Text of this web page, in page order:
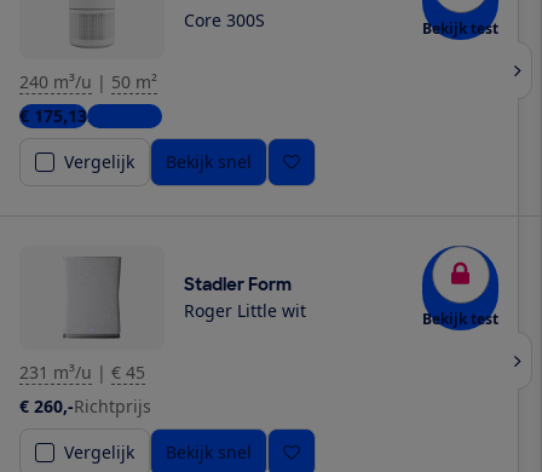
Core 300S Bekijk test
240 m³/u | 50 m²
€ 175,132 winkels
Vergelijk
Bekijk snel
Stadler Form
Roger Little wit Bekijk test
231 m³/u | € 45
€ 260,-Richtprijs
Vergelijk
Bekijk snel